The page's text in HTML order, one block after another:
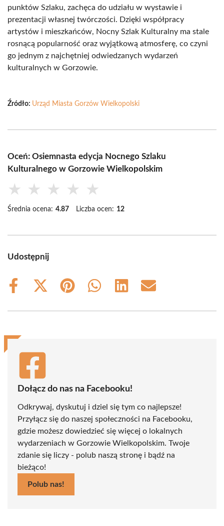
punktów Szlaku, zachęca do udziału w wystawie i
prezentacji własnej twórczości. Dzięki współpracy
artystów i mieszkańców, Nocny Szlak Kulturalny ma stale
rosnącą popularność oraz wyjątkową atmosferę, co czyni
go jednym z najchętniej odwiedzanych wydarzeń
kulturalnych w Gorzowie.
Źródło: Urząd Miasta Gorzów Wielkopolski
Oceń: Osiemnasta edycja Nocnego Szlaku
Kulturalnego w Gorzowie Wielkopolskim
★ ★ ★ ★ ★
Średnia ocena: 4.87 Liczba ocen: 12
Udostępnij
Share
Share
(Twitter)
Share
Share
Share
Share
Dołącz do nas na Facebooku!
Odkrywaj, dyskutuj i dziel się tym co najlepsze!
Przyłącz się do naszej społeczności na Facebooku,
gdzie możesz dowiedzieć się więcej o lokalnych
wydarzeniach w Gorzowie Wielkopolskim. Twoje
zdanie się liczy - polub naszą stronę i bądź na
bieżąco!
Polub nas!